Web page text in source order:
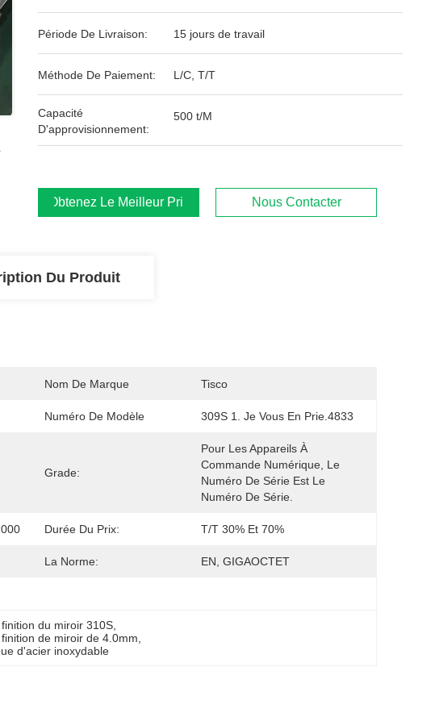
Période De Livraison: 15 jours de travail
Méthode De Paiement: L/C, T/T
Capacité
D'approvisionnement:
500 t/M
Obtenez Le Meilleur Prix Nous Contacter
Du Produit
Nom De Marque Tisco
Numéro De Modèle 309S 1. Je Vous En Prie.4833
Grade:
Pour Les Appareils À
Commande Numérique, Le
Numéro De Série Est Le
Numéro De Série.
Durée Du Prix: T/T 30% Et 70%
La Norme: EN, GIGAOCTET
du miroir 310S
de miroir de 4.0mm
d'acier inoxydable